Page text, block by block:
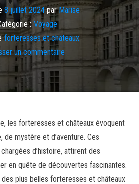
8 juillet 2024parMarise
: Voyage
forteresses et châteaux
un commentaire
les forteresses et châteaux évoquent
de mystère et d’aventure. Ces
d’histoire, attirent des
en quête de découvertes fascinantes.
plus belles forteresses et châteaux